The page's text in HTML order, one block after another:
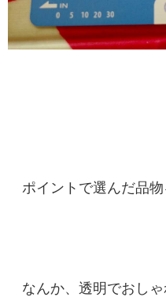
ポイントで選んだ品物
なんか、透明でおしゃ